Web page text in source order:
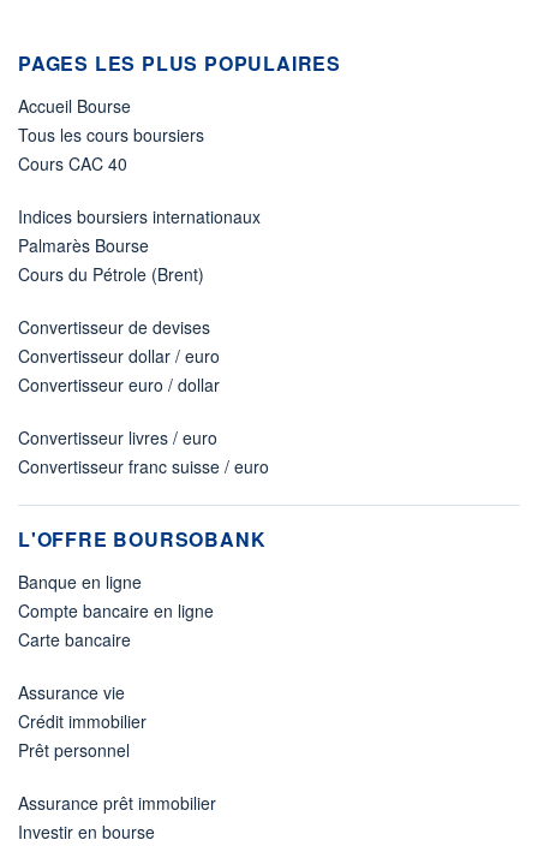
PAGES LES PLUS POPULAIRES
Accueil Bourse
Tous les cours boursiers
Cours CAC 40
Indices boursiers internationaux
Palmarès Bourse
Cours du Pétrole (Brent)
Convertisseur de devises
Convertisseur dollar / euro
Convertisseur euro / dollar
Convertisseur livres / euro
Convertisseur franc suisse / euro
L'OFFRE BOURSOBANK
Banque en ligne
Compte bancaire en ligne
Carte bancaire
Assurance vie
Crédit immobilier
Prêt personnel
Assurance prêt immobilier
Investir en bourse